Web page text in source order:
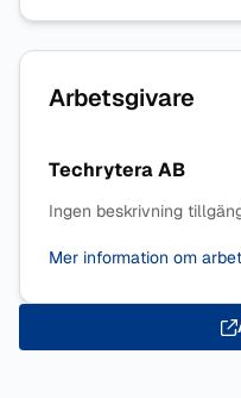
Arbetsgivare
Techrytera AB
Ingen beskrivning
Mer information om